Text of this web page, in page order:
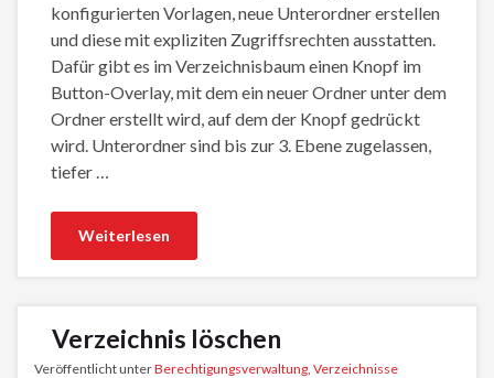
konfigurierten Vorlagen, neue Unterordner erstellen
und diese mit expliziten Zugriffsrechten ausstatten.
Dafür gibt es im Verzeichnisbaum einen Knopf im
Button-Overlay, mit dem ein neuer Ordner unter dem
Ordner erstellt wird, auf dem der Knopf gedrückt
wird. Unterordner sind bis zur 3. Ebene zugelassen,
tiefer …
Weiterlesen
Verzeichnis löschen
Veröffentlicht unterBerechtigungsverwaltung Verzeichnisse